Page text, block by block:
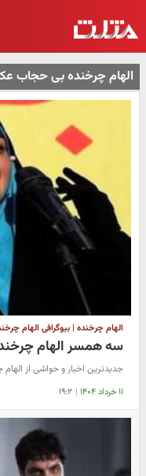
الهام چرخنده بی حجاب
الهام چرخنده | بیوگرافی الهام
سه همسر الهام
جدیدترین اخبار و حواشی از
۱۱ خرداد ۱۴۰۴ | ۱۹:۲